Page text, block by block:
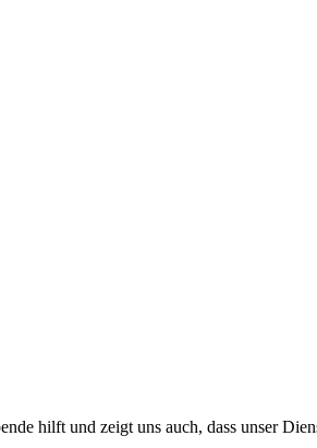
hilft und zeigt uns auch, dass unser